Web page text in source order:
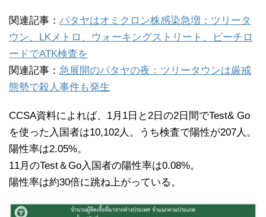
関連記事： パタヤはオミクロン株感染急増：ツリータ
ウン、LKメトロ、ウォーキングストリート、ビーチロ
ードでATK検査を
関連記事： 急展開のパタヤの夜：ツリータウンは厳戒
態勢で殺人事件も発生
CCSA資料によれば、1月1日と2日の2日間でTest& Go
を使った入国者は10,102人。うち検査で陽性が207人。
陽性率は2.05%。
11月のTest＆Go入国者の陽性率は0.08%。
陽性率は約30倍に跳ね上がっている。